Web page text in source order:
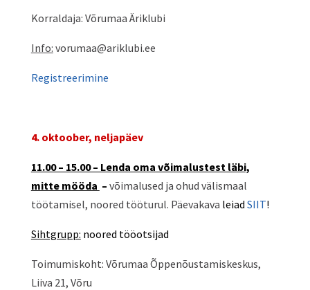
Korraldaja: Võrumaa Äriklubi
Info: vorumaa@ariklubi.ee
Registreerimine
4. oktoober, neljapäev
11.00 – 15.00 – Lenda oma võimalustest läbi,
mitte mööda – võimalused ja ohud välismaal
töötamisel, noored tööturul. Päevakava leiad SIIT!
Sihtgrupp: noored tööotsijad
Toimumiskoht: Võrumaa Õppenõustamiskeskus,
Liiva 21, Võru